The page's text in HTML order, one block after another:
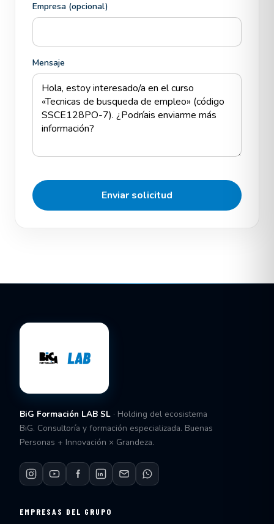
Empresa (opcional)
Mensaje
Enviar solicitud
BiG Formación LAB SL · Holding del ecosistema
BiG. Consultoría y formación especializada. Buenas
Personas + Innovación × Grandeza.
EMPRESAS DEL GRUPO